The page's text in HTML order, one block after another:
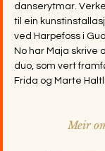
danserytmar.
til ein
ved Harpefoss i
No har Maja skrive
duo, som vert
Frida og Marte
Meir